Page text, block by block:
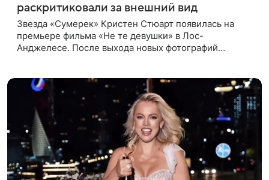
раскритиковали за внешний вид
Звезда «Сумерек» Кристен Стюарт появилась на
премьере фильма «Не те девушки» в Лос-
Анджелесе. После выхода новых фотографий